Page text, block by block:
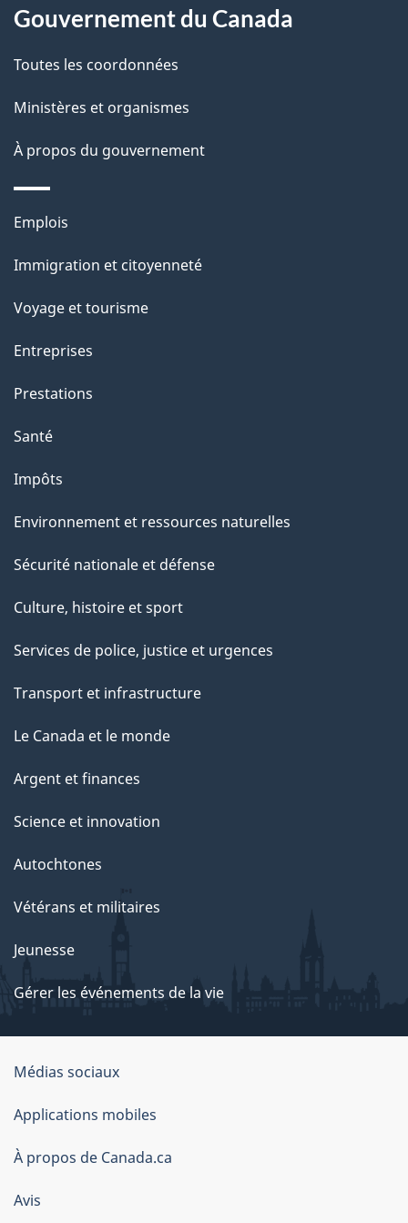
t
a
l
s
l
a
a
g
"
propos
ce
site
Gouvernement du Canada
Toutes les coordonnées
Ministères et organismes
À propos du gouvernement
Thèmes
sujets
Emplois
Immigration et citoyenneté
Voyage et tourisme
Entreprises
Prestations
Santé
Impôts
Environnement et ressources naturelles
Sécurité nationale et défense
Culture, histoire et sport
Services de police, justice et urgences
Transport et infrastructure
Le Canada et le monde
Argent et finances
Science et innovation
Autochtones
Vétérans et militaires
Jeunesse
Gérer les événements de la vie
Organisation
du
gouvernement
du
Canada
Médias sociaux
Applications mobiles
À propos de Canada.ca
Avis